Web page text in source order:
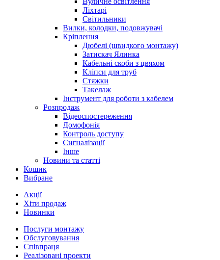
Ліхтарі
Світильники
Вилки, колодки, подовжувачі
Кріплення
Дюбелі (швидкого монтажу)
Затискач Ялинка
Кабельні скоби з цвяхом
Кліпси для труб
Стяжки
Такелаж
Інструмент для роботи з кабелем
Розпродаж
Відеоспостереження
Домофонія
Контроль доступу
Сигналізації
Інше
Новини та статті
Кошик
Вибране
Акції
Хіти продаж
Новинки
Послуги монтажу
Обслуговування
Співпраця
Реалізовані проекти